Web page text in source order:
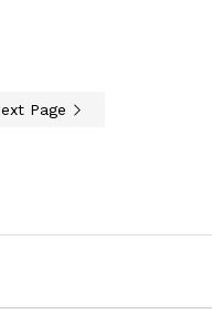
Page